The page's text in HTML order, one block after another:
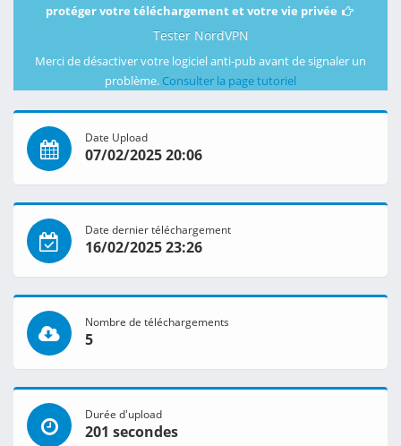
protéger votre téléchargement et votre vie privée
Tester NordVPN
Merci de désactiver votre logiciel anti-pub avant de signaler un
problème. Consulter la page tutoriel
Date Upload
07/02/2025 20:06
Date dernier téléchargement
16/02/2025 23:26
Nombre de téléchargements
5
Durée d'upload
201 secondes